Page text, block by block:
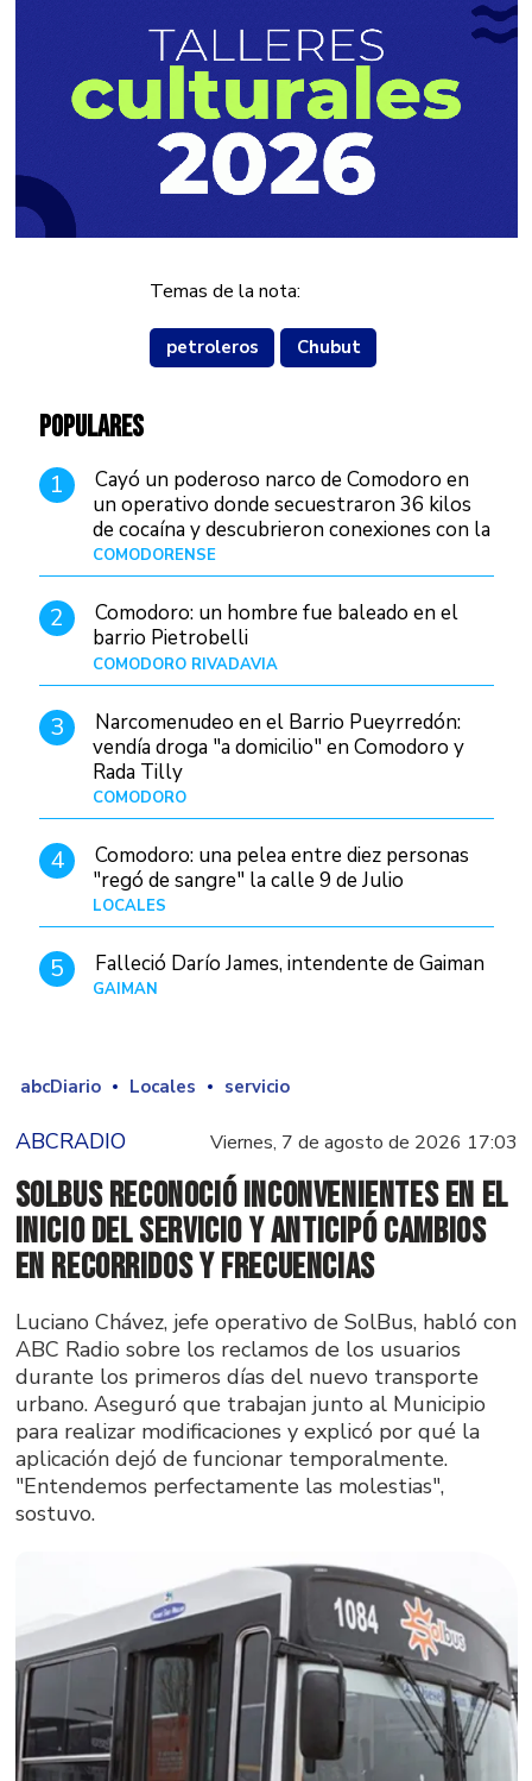
Temas de la nota:
petroleros Chubut
POPULARES
1
Cayó un poderoso narco de Comodoro en
un operativo donde secuestraron 36 kilos
de cocaína y descubrieron conexiones con la
Patagonia
COMODORENSE
2
Comodoro: un hombre fue baleado en el
barrio Pietrobelli
COMODORO RIVADAVIA
3
Narcomenudeo en el Barrio Pueyrredón:
vendía droga "a domicilio" en Comodoro y
Rada Tilly
COMODORO
4
Comodoro: una pelea entre diez personas
"regó de sangre" la calle 9 de Julio
LOCALES
5 Falleció Darío James, intendente de Gaiman
GAIMAN
abcDiario Locales servicio
ABCRADIO Viernes, 7 de agosto de 2026 17:03
SolBus reconoció inconvenientes en el
inicio del servicio y anticipó cambios
en recorridos y frecuencias
Luciano Chávez, jefe operativo de SolBus, habló con
ABC Radio sobre los reclamos de los usuarios
durante los primeros días del nuevo transporte
urbano. Aseguró que trabajan junto al Municipio
para realizar modificaciones y explicó por qué la
aplicación dejó de funcionar temporalmente.
"Entendemos perfectamente las molestias",
sostuvo.